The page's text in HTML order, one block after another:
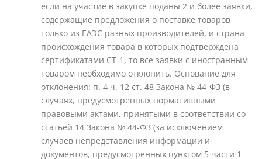
если на участие в закупке поданы 2 и более заявки,
содержащие предложения о поставке товаров
только из ЕАЭС разных производителей, и страна
происхождения товара в которых подтверждена
сертификатами СТ-1, то все заявки с иностранным
товаром необходимо отклонить. Основание для
отклонения: п. 4 ч. 12 ст. 48 Закона № 44-ФЗ (в
случаях, предусмотренных нормативными
правовыми актами, принятыми в соответствии со
статьей 14 Закона № 44-ФЗ (за исключением
случаев непредставления информации и
документов, предусмотренных пунктом 5 части 1